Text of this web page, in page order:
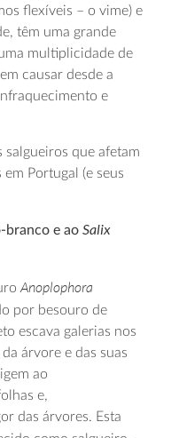
flexíveis – o vime) e
têm uma grande
multiplicidade de
causar desde a
e
salgueiros que afetam
Portugal (e seus
branco e ao Salix
Anoplophora
por besouro de
escava galerias nos
árvore e das suas
ao
e,
das árvores. Esta